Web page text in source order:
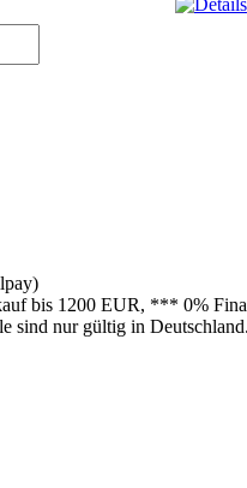
bis 1200 EUR, *** 0%
sind nur gültig in